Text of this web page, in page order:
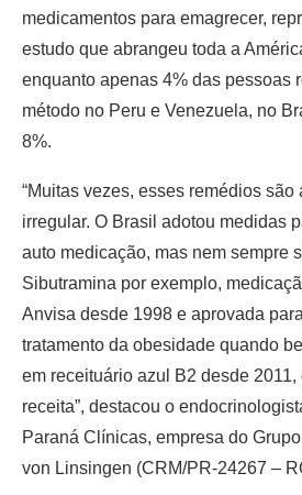
medicamentos para emagrecer,
estudo que abrangeu toda a
enquanto apenas 4% das pessoas
método no Peru e Venezuela, no
8%.
“Muitas vezes, esses remédios são
irregular. O Brasil adotou medidas
auto medicação, mas nem sempre
Sibutramina por exemplo,
Anvisa desde 1998 e aprovada
tratamento da obesidade quando
em receituário azul B2 desde 2011,
receita”, destacou o
Paraná Clínicas, empresa do
von Linsingen (CRM/PR-24267 –